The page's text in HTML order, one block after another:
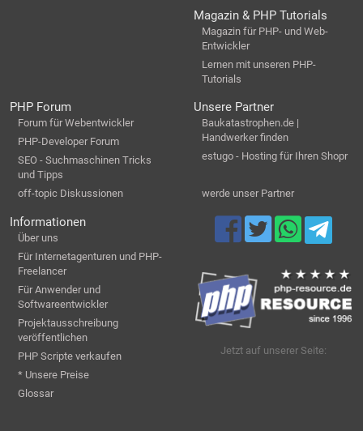
Magazin & PHP Tutorials
Magazin für PHP- und Web-
Entwickler
Lernen mit unseren PHP-
Tutorials
PHP Forum
Forum für Webentwickler
PHP-Developer Forum
SEO - Suchmaschinen Tricks
und Tipps
off-topic Diskussionen
Unsere Partner
Baukatastrophen.de |
Handwerker finden
estugo - Hosting für Ihren Shopr
werde unser Partner
Informationen
Über uns
Für Internetagenturen und PHP-
Freelancer
Für Anwender und
Softwareentwickler
Projektausschreibung
veröffentlichen
PHP Scripte verkaufen
* Unsere Preise
Glossar
Jetzt auf unserer Seite: